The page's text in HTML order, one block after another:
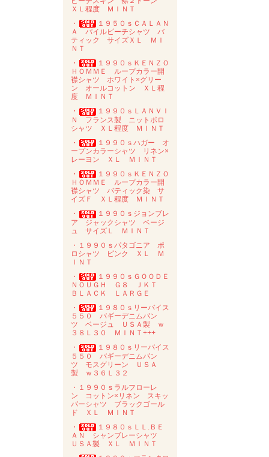
ＸＬ程度 ＭＩＮＴ
・
１９５０ｓＣＡＬＡＮ
Ａ パイルビーチシャツ バ
ティック サイズＸＬ ＭＩ
ＮＴ
・
１９９０ｓＫＥＮＺＯ
ＨＯＭＭＥ ループカラー開
襟シャツ ホワイト×グリー
ン オールコットン ＸＬ程
度 ＭＩＮＴ
・
１９９０ｓＬＡＮＶＩ
Ｎ フランス製 ニットポロ
シャツ ＸＬ程度 ＭＩＮＴ
・
１９９０ｓハガー オ
ープンカラーシャツ リネン×
レーヨン ＸＬ ＭＩＮＴ
・
１９９０ｓＫＥＮＺＯ
ＨＯＭＭＥ ループカラー開
襟シャツ バティック染 サ
イズＦ ＸＬ程度 ＭＩＮＴ
・
１９９０ｓジョンブレ
ア ジャックシャツ ベージ
ュ サイズＬ ＭＩＮＴ
・１９９０ｓパタゴニア ポ
ロシャツ ピンク ＸＬ Ｍ
ＩＮＴ
・
１９９０ｓＧＯＯＤＥ
ＮＯＵＧＨ Ｇ８ ＪＫＴ
ＢＬＡＣＫ ＬＡＲＧＥ
・
１９８０ｓリーバイス
５５０ バギーデニムパン
ツ ベージュ ＵＳＡ製 ｗ
３８Ｌ３０ ＭＩＮＴ+++
・
１９８０ｓリーバイス
５５０ バギーデニムパン
ツ モスグリーン ＵＳＡ
製 ｗ３６Ｌ３２
・１９９０ｓラルフローレ
ン コットン×リネン スキッ
パーシャツ ブラックゴール
ド ＸＬ ＭＩＮＴ
・
１９８０ｓＬＬ.ＢＥ
ＡＮ シャンブレーシャツ
ＵＳＡ製 ＸＬ ＭＩＮＴ